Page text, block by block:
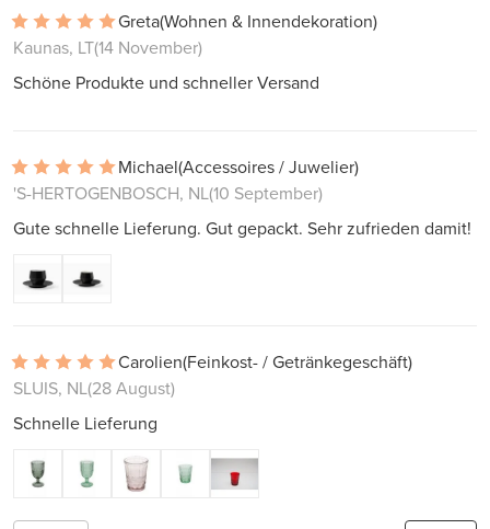
Greta(Wohnen & Innendekoration)
Kaunas, LT(14 November)
Schöne Produkte und schneller Versand
Michael(Accessoires / Juwelier)
'S-HERTOGENBOSCH, NL(10 September)
Gute schnelle Lieferung. Gut gepackt. Sehr zufrieden damit!
Carolien(Feinkost- / Getränkegeschäft)
SLUIS, NL(28 August)
Schnelle Lieferung